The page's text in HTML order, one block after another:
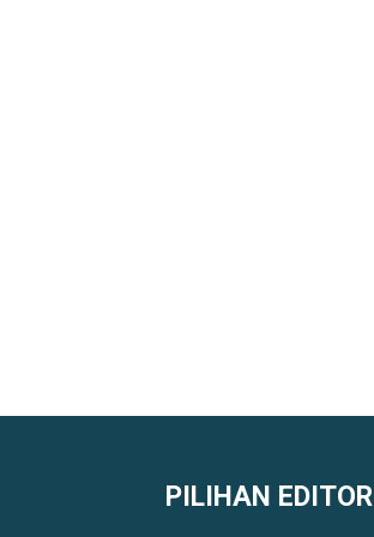
PILIHAN EDITOR